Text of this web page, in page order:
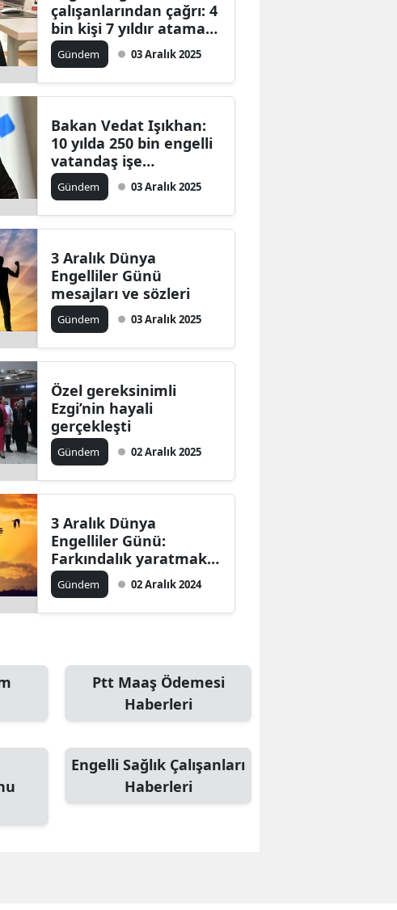
çalışanlarından çağrı: 4
bin kişi 7 yıldır atama
bekliyor!
Gündem 03 Aralık 2025
Bakan Vedat Işıkhan:
10 yılda 250 bin engelli
vatandaş işe
yerleştirildi
Gündem 03 Aralık 2025
3 Aralık Dünya
Engelliler Günü
mesajları ve sözleri
Gündem 03 Aralık 2025
Özel gereksinimli
Ezgi’nin hayali
gerçekleşti
Gündem 02 Aralık 2025
3 Aralık Dünya
Engelliler Günü:
Farkındalık yaratmak
için önemli bir adım
Gündem 02 Aralık 2024
Ptt Maaş Ödemesi
Haberleri
Engelli Sağlık Çalışanları
Haberleri